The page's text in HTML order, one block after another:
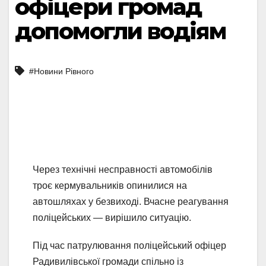
офіцери громад
допомогли водіям
#Новини Рівного
Через технічні несправності автомобілів
троє кермувальників опинилися на
автошляхах у безвиході. Вчасне реагування
поліцейських — вирішило ситуацію.
Під час патрулювання поліцейський офіцер
Радивилівської громади спільно із